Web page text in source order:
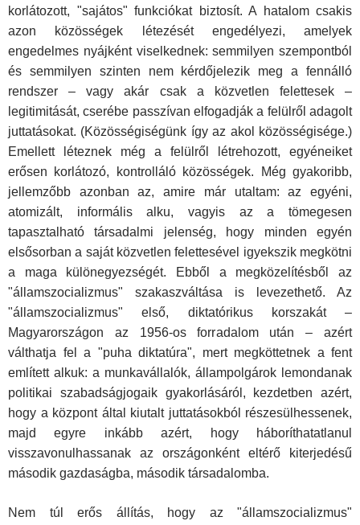
korlátozott, "sajátos" funkciókat biztosít. A hatalom csakis
azon közösségek létezését engedélyezi, amelyek
engedelmes nyájként viselkednek: semmilyen szempontból
és semmilyen szinten nem kérdőjelezik meg a fennálló
rendszer – vagy akár csak a közvetlen felettesek –
legitimitását, cserébe passzívan elfogadják a felülről adagolt
juttatásokat. (Közösségiségünk így az akol közösségisége.)
Emellett léteznek még a felülről létrehozott, egyéneiket
erősen korlátozó, kontrolláló közösségek. Még gyakoribb,
jellemzőbb azonban az, amire már utaltam: az egyéni,
atomizált, informális alku, vagyis az a tömegesen
tapasztalható társadalmi jelenség, hogy minden egyén
elsősorban a saját közvetlen felettesével igyekszik megkötni
a maga különegyezségét. Ebből a megközelítésből az
"államszocializmus" szakaszváltása is levezethető. Az
"államszocializmus" első, diktatórikus korszakát –
Magyarországon az 1956-os forradalom után – azért
válthatja fel a "puha diktatúra", mert megköttetnek a fent
említett alkuk: a munkavállalók, állampolgárok lemondanak
politikai szabadságjogaik gyakorlásáról, kezdetben azért,
hogy a központ által kiutalt juttatásokból részesülhessenek,
majd egyre inkább azért, hogy háboríthatatlanul
visszavonulhassanak az országonként eltérő kiterjedésű
második gazdaságba, második társadalomba.
Nem túl erős állítás, hogy az "államszocializmus"